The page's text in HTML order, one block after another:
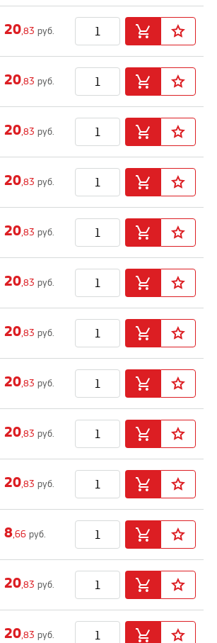
20,83 руб.
20,83 руб.
20,83 руб.
20,83 руб.
20,83 руб.
20,83 руб.
20,83 руб.
20,83 руб.
20,83 руб.
20,83 руб.
8,66 руб.
20,83 руб.
20,83 руб.